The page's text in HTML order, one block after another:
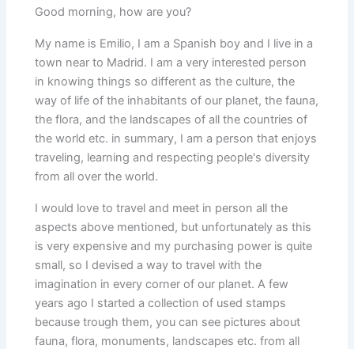
Good morning, how are you?
My name is Emilio, I am a Spanish boy and I live in a
town near to Madrid. I am a very interested person
in knowing things so different as the culture, the
way of life of the inhabitants of our planet, the fauna,
the flora, and the landscapes of all the countries of
the world etc. in summary, I am a person that enjoys
traveling, learning and respecting people's diversity
from all over the world.
I would love to travel and meet in person all the
aspects above mentioned, but unfortunately as this
is very expensive and my purchasing power is quite
small, so I devised a way to travel with the
imagination in every corner of our planet. A few
years ago I started a collection of used stamps
because trough them, you can see pictures about
fauna, flora, monuments, landscapes etc. from all